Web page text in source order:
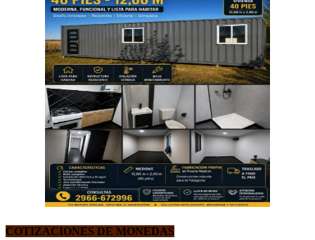
COTIZACIONES DE MONEDAS